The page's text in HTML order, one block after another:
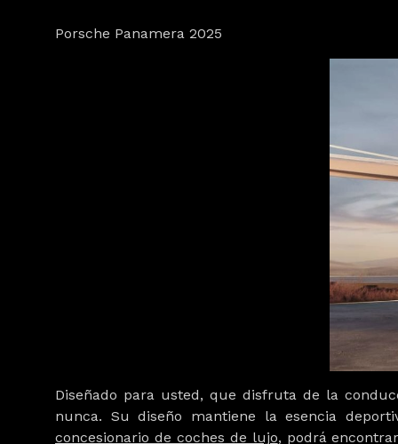
Porsche Panamera 2025
Diseñado para usted, que disfruta de la
nunca. Su diseño mantiene la esencia
concesionario de coches de lujo, podrá